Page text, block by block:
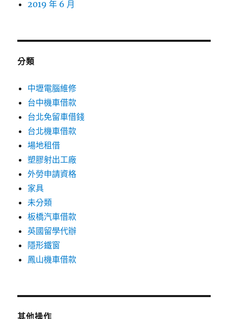
2019 年 6 月
分類
中壢電腦維修
台中機車借款
台北免留車借錢
台北機車借款
場地租借
塑膠射出工廠
外勞申請資格
家具
未分類
板橋汽車借款
英國留學代辦
隱形鐵窗
鳳山機車借款
其他操作